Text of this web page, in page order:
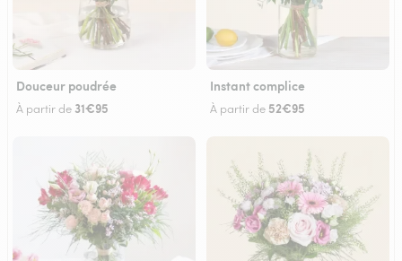
Douceur poudrée
À partir de 31€95
Instant complice
À partir de 52€95